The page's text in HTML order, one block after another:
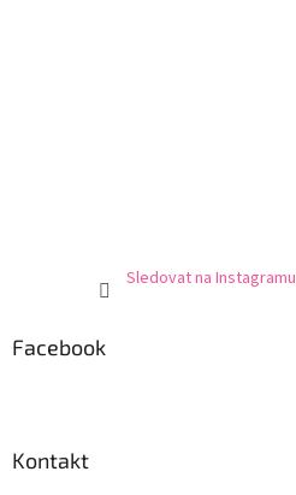
Sledovat na Instagramu
Facebook
Kontakt